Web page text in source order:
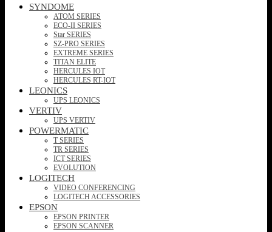
SYNDOME
ATOM SERIES
ECO-II SERIES
Star SERIES
SZ-PRO SERIES
EXTREME SERIES
TITAN ELITE
HERCULES IOT
HERCULES RT-IOT
LEONICS
UPS LEONICS
VERTIV
UPS VERTIV
POWERMATIC
T SERIES
TR SERIES
ICT SERIES
EVOLUTION
LOGITECH
VIDEO CONFERENCING
LOGITECH ACCESSORIES
EPSON
EPSON PRINTER
EPSON SCANNER